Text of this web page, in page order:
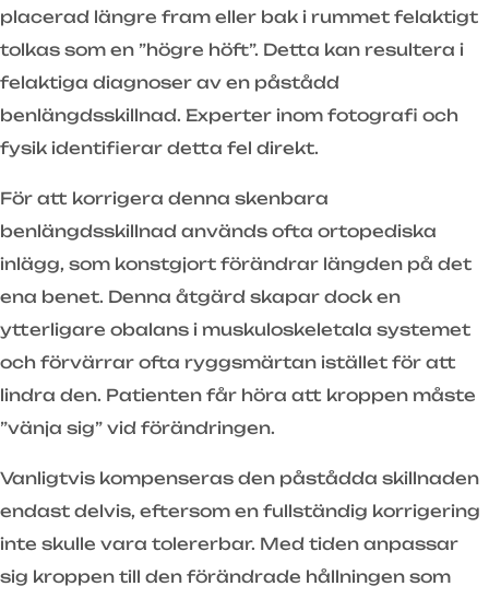
placerad längre fram eller bak i rummet felaktigt
tolkas som en ”högre höft”. Detta kan resultera i
felaktiga diagnoser av en påstådd
benlängdsskillnad. Experter inom fotografi och
fysik identifierar detta fel direkt.
För att korrigera denna skenbara
benlängdsskillnad används ofta ortopediska
inlägg, som konstgjort förändrar längden på det
ena benet. Denna åtgärd skapar dock en
ytterligare obalans i muskuloskeletala systemet
och förvärrar ofta ryggsmärtan istället för att
lindra den. Patienten får höra att kroppen måste
”vänja sig” vid förändringen.
Vanligtvis kompenseras den påstådda skillnaden
endast delvis, eftersom en fullständig korrigering
inte skulle vara tolererbar. Med tiden anpassar
sig kroppen till den förändrade hållningen som